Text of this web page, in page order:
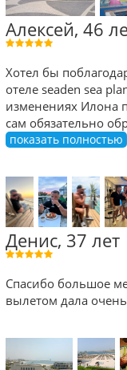
Алексей, 46
Хотел бы
отеле seaden sea
изменениях Илона
сам обязательно
показать полностью
Денис, 37 лет
Спасибо большое
вылетом дала